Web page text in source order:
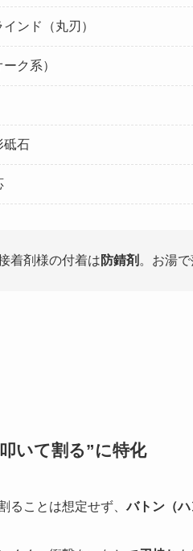
ンド（丸刃）
ク系）
砥石
着剤様の付着は 防錆剤 。お湯で
いて割る”に特化
ることは想定せず、バトン（